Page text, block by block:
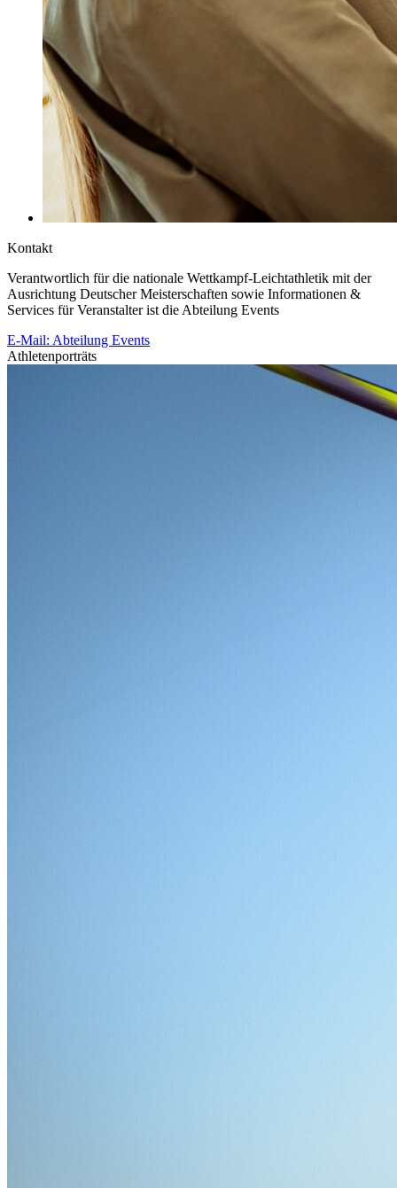
Kontakt
Verantwortlich für die nationale Wettkampf-Leichtathletik mit der
Ausrichtung Deutscher Meisterschaften sowie Informationen &
Services für Veranstalter ist die Abteilung Events
E-Mail: Abteilung Events
Athletenporträts